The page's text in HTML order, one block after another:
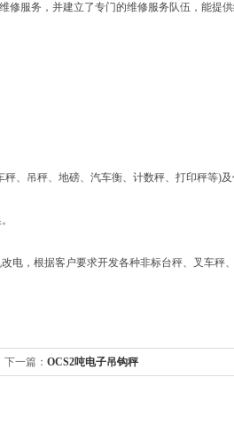
服务，并建立了专门的维修服务队伍，能提供
吊秤、地磅、汽车衡、计数秤、打印秤等)及
，根据客户要求开发各种非标台秤、叉车秤、
下一篇： OCS2吨电子吊钩秤